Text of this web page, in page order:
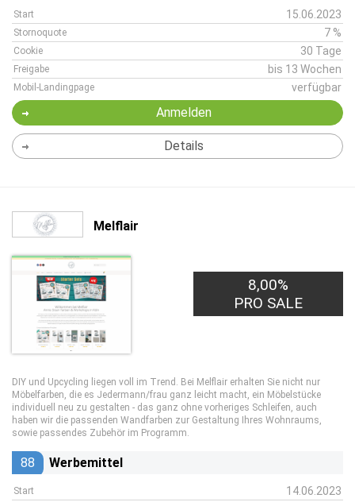
Start 15.06.2023
Stornoquote 7 %
Cookie 30 Tage
Freigabe bis 13 Wochen
Mobil-Landingpage verfügbar
Anmelden
Details
Melflair
8,00%
PRO SALE
DIY und Upcycling liegen voll im Trend. Bei Melflair erhalten Sie nicht nur
Möbelfarben, die es Jedermann/frau ganz leicht macht, ein Möbelstücke
individuell neu zu gestalten - das ganz ohne vorheriges Schleifen, auch
haben wir die passenden Wandfarben zur Gestaltung Ihres Wohnraums,
sowie passendes Zubehör im Programm.
88 Werbemittel
Start 14.06.2023